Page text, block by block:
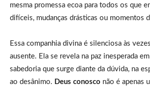
mesma promessa ecoa para todos os que
difíceis, mudanças drásticas ou momentos
Essa companhia divina é silenciosa às
ausente. Ela se revela na paz inesperada
sabedoria que surge diante da dúvida, na
ao desânimo. Deus conosco não é apenas